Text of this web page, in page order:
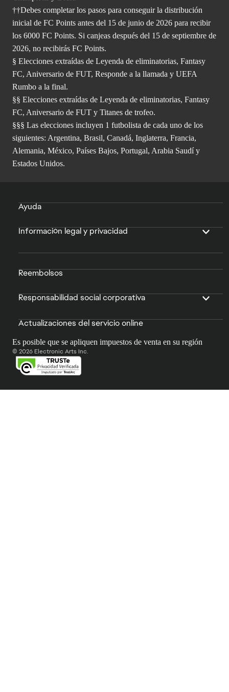
††Debes completar los pasos para conseguir la distribución
inicial de FC Points antes del 15 de junio de 2026 para recibir
los 6000 FC Points. Si canjeas después del 15 de septiembre de
2026, no recibirás FC Points.
§ Elecciones extraídas de Leyenda de eliminatorias, Fantasy
FC, Aniversario de FUT, Responde a la llamada y UEFA
Rumbo a la final.
§§ Elecciones extraídas de Leyenda de eliminatorias, Fantasy
FC, Aniversario de FUT y Titanes de trofeo.
§§§ Las elecciones incluyen 1 futbolista de cada uno de los
siguientes: Argentina, Brasil, Canadá, Inglaterra, Francia,
Alemania, México, Países Bajos, Portugal, Arabia Saudí y
Estados Unidos.
Ayuda
Información legal y privacidad
Reembolsos
Responsabilidad social corporativa
Actualizaciones del servicio online
Es posible que se apliquen impuestos de venta en su región
© 2026 Electronic Arts Inc.